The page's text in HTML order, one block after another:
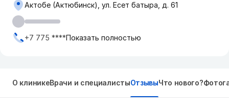
Актобе (Актюбинск), ул. Есет батыра, д. 61
+7 775 ****Показать полностью
О клиникеВрачи и специалистыОтзывыЧто нового?